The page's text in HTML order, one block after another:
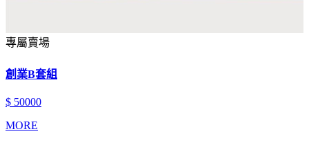
專屬賣場
創業B套組
$ 50000
MORE